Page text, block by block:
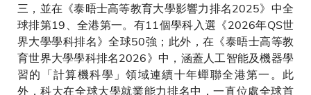
三，並在《泰晤士高等教育大學影響力排名2025》中全
球排第19、全港第一。有11個學科入選《2026年QS世
界大學學科排名》全球50強；此外，在《泰晤士高等教
育世界大學學科排名2026》中，涵蓋人工智能及機器學
習的「計算機科學」領域連續十年蟬聯全港第一。此
外，科大在全球大學就業能力排名中，一直位處全球首